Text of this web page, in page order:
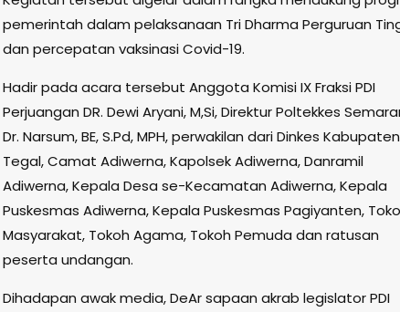
pemerintah dalam pelaksanaan Tri Dharma Perguruan
dan percepatan vaksinasi Covid-19.
Hadir pada acara tersebut Anggota Komisi IX Fraksi PDI
Perjuangan DR. Dewi Aryani, M,Si, Direktur Poltekkes
Dr. Narsum, BE, S.Pd, MPH, perwakilan dari Dinkes Kabupaten
Tegal, Camat Adiwerna, Kapolsek Adiwerna, Danramil
Adiwerna, Kepala Desa se-Kecamatan Adiwerna, Kepala
Puskesmas Adiwerna, Kepala Puskesmas Pagiyanten,
Masyarakat, Tokoh Agama, Tokoh Pemuda dan ratusan
peserta undangan.
Dihadapan awak media, DeAr sapaan akrab legislator PDI